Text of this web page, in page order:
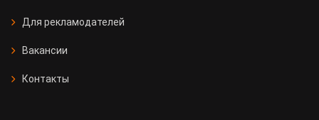
Для рекламодателей
Вакансии
Контакты